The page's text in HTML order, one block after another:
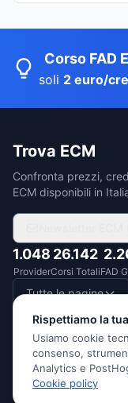
Corso FAD
soli 2 euro/
Trova ECM
Confronta prezzi,
ECM disponibili in
1.048
Provider
26.142
Corsi TotaliFAD
Tutte le pagine
DUEDITUTTO SRL· P.IVA
Milano (Italia)
Privacy PolicyCookie
Rispettiamo la
Usiamo cookie
consenso,
Analytics e
Cookie policy